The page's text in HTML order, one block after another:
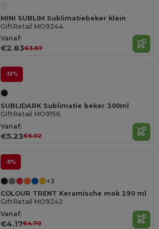
MINI SUBLIM Sublimatiebeker klein
GiftRetail MO9244
Vanaf:
€2.83€3.87
-13%
SUBLIDARK Sublimatie beker 300ml
GiftRetail MO9156
Vanaf:
€5.23€6.02
-11%
+3
COLOUR TRENT Keramische mok 290 ml
GiftRetail MO9242
Vanaf:
€4.17€4.70